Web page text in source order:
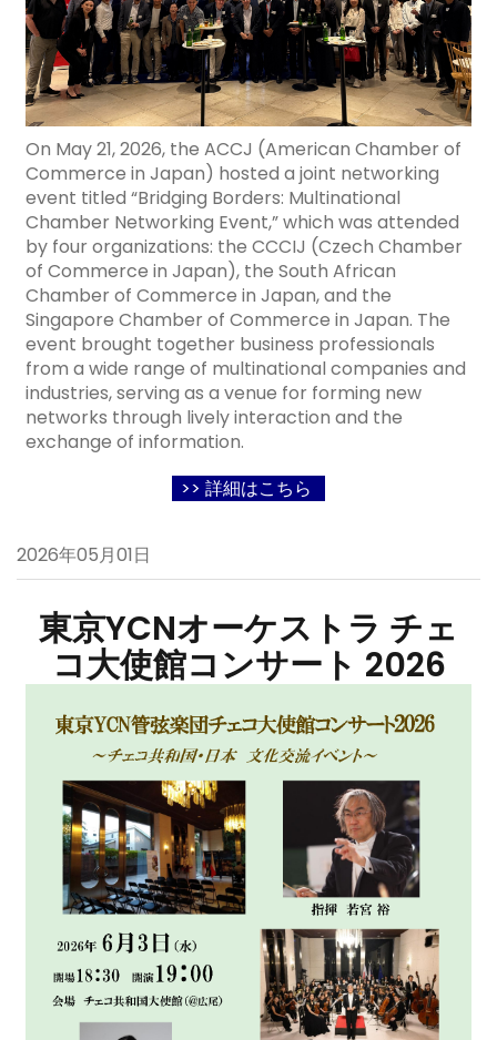
On May 21, 2026, the ACCJ (American Chamber of
Commerce in Japan) hosted a joint networking
event titled “Bridging Borders: Multinational
Chamber Networking Event,” which was attended
by four organizations: the CCCIJ (Czech Chamber
of Commerce in Japan), the South African
Chamber of Commerce in Japan, and the
Singapore Chamber of Commerce in Japan. The
event brought together business professionals
from a wide range of multinational companies and
industries, serving as a venue for forming new
networks through lively interaction and the
exchange of information.
>> 詳細はこちら
2026年05月01日
東京YCNオーケストラ チェ
コ大使館コンサート 2026